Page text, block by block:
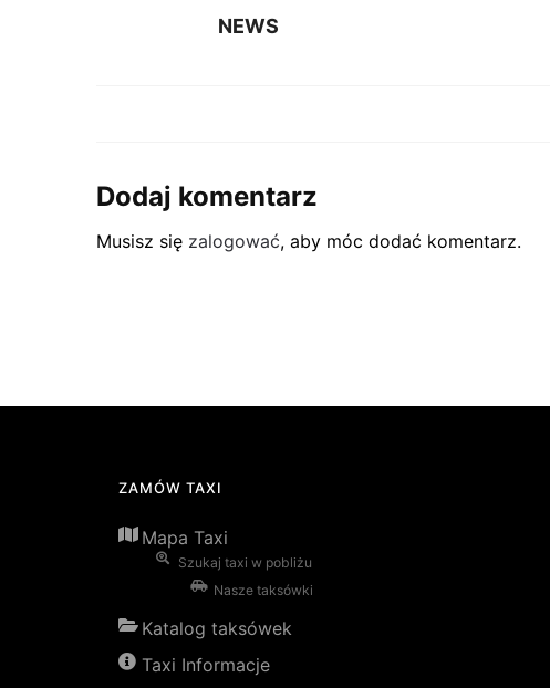
NEWS
Dodaj komentarz
Musisz się zalogować, aby móc dodać komentarz.
ZAMÓW TAXI
Mapa Taxi
Szukaj taxi w pobliżu
Nasze taksówki
Katalog taksówek
Taxi Informacje